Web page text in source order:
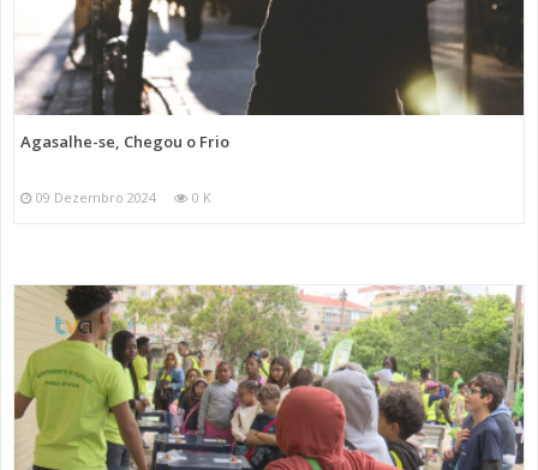
Agasalhe-se, Chegou o Frio
09 Dezembro 2024 0 K